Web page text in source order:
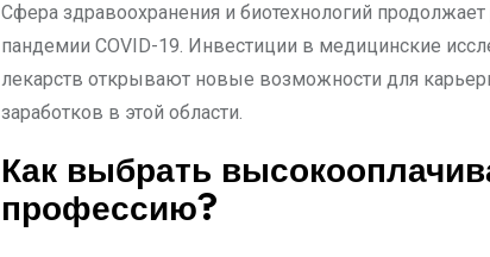
Сфера здравоохранения и биотехнологий продолжает
пандемии COVID-19. Инвестиции в медицинские
лекарств открывают новые возможности для
заработков в этой области.
Как выбрать
профессию?